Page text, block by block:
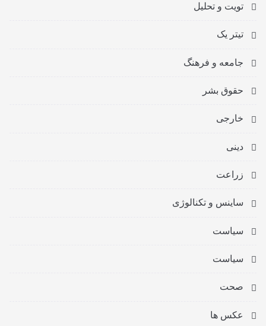
تویت و تحلیل
تیتر یک
جامعه و فرهنگ
حقوق بشر
خارجی
دینی
زراعت
ساینس و تکنالوژی
سیاست
سیاست
صحت
عکس ها